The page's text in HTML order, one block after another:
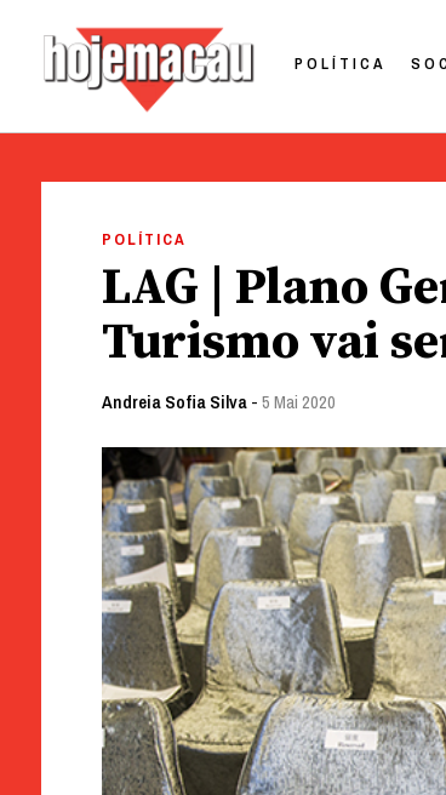
POLÍTICA
POLÍTICA
LAG | Plano
Turismo vai
Andreia Sofia Silva-5 Mai 2020